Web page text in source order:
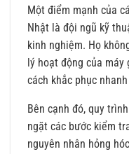
Một điểm mạnh của
Nhật là đội ngũ kỹ
kinh nghiệm. Họ
lý hoạt động của
cách khắc phục
Bên cạnh đó, quy
ngặt các bước kiểm
nguyên nhân hỏng